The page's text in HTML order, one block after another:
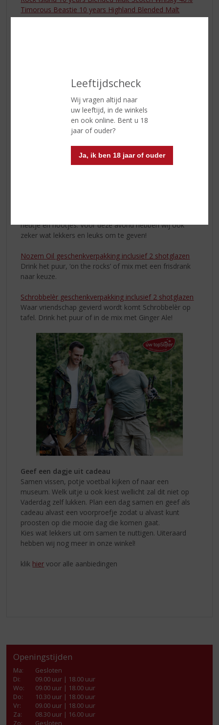
Leeftijdscheck
Wij vragen altijd naar
uw leeftijd, in de winkels
en ook online. Bent u 18
jaar of ouder?
Ja, ik ben 18 jaar of ouder
Timorous Beastie 10 years Highland Blended Malt
Scotch Whisky 46.8%
neutje en nootjes. Voor deze avond hebben wij ook
zeker wat lekkers en leuks om te geven!
Nozem Oil geschenkverpakking inclusief 2 shotglazen
Drink het puur, ‘on the rocks’ of mix met een frisdrank
naar keuze.
Schrobbelèr geschenkverpakking inclusief 2 shotglazen
Waar vriendschap gevierd wordt komt Schrobbelèr op
tafel. Drink het puur of in de mix met Ginger Ale!
Geef een dagje uit cadeau
Samen vissen, potje voetbal kijken of naar een
museum. Welk uitje u ook kiest wellicht zal dit niet op
Vaderdag zelf lukken. Plan een dag samen en geef als
cadeau alvast een voorproefje zodat u alvast kunt
proosten op die mooie dag die komen gaat.
Kies wat lekkers uit om samen te nuttigen. Uiteraard
hebben wij nog meer in onze winkel!
klik hier voor alle aanbiedingen
Openingstijden
Ma:
Gesloten
Di:
09.00 uur | 18.00 uur
Wo:
09.00 uur | 18.00 uur
Do:
10.30 uur | 18.00 uur
Vr:
09.00 uur | 18.00 uur
Za:
08.30 uur | 16.00 uur
Zo:
Gesloten